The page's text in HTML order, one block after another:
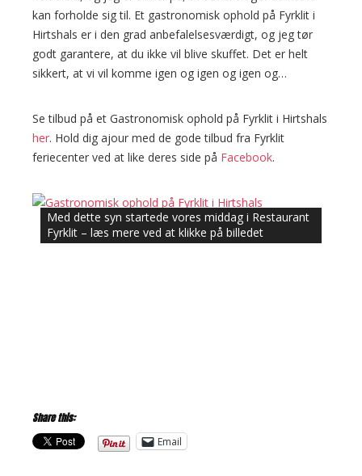
kan forholde sig til. Et gastronomisk ophold på Fyrklit i
Hirtshals er i den grad anbefalelsesværdigt, og jeg tør
godt garantere, at du ikke vil blive skuffet. Det er helt
sikkert, at vi vil komme igen og igen og igen og…
Se tilbud på et Gastronomisk ophold på Fyrklit i Hirtshals
her. Hold dig ajour med de gode tilbud fra Fyrklit
feriecenter ved at like deres side på Facebook.
Med dette syn startede vores middag i Restaurant
Fyrklit – læs mere ved at klikke på billedet
Share this:
Email